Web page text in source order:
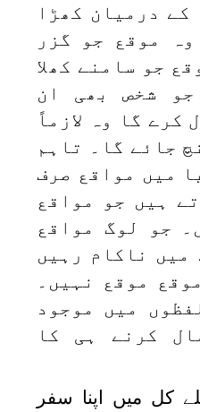
کے درمیان کھڑا
موقع جو گزر
جو سامنے کھلا
جو شخص بھی ان
کرے گا وہ لازماً
جائے گا۔ تاہم
میں مواقع صرف
ہیں جو مواقع
جو لوگ مواقع
میں ناکام رہیں
موقع نہیں۔
میں موجود
کرنے ہی کا
کل میں اپنا سفر